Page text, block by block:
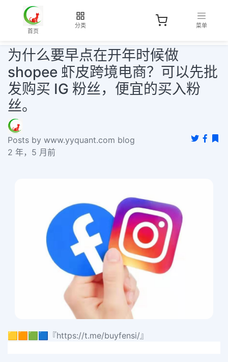
首页
分类 菜单
为什么要早点在开年时候做
shopee 虾皮跨境电商？可以先批
发购买 IG 粉丝，便宜的买入粉
丝。
Posts by www.yyquant.com blog
2 年，5 月前
🟨🟧🟩🟦『https://t.me/buyfensi/』